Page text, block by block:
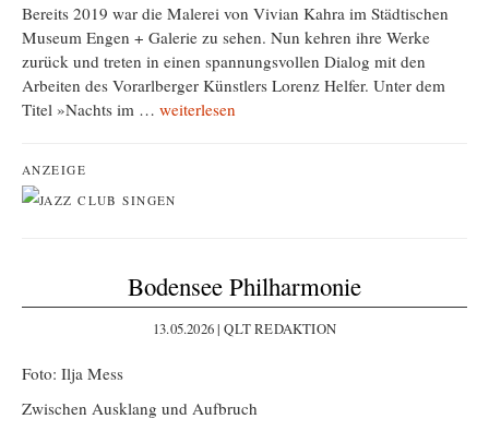
Bereits 2019 war die Malerei von Vivian Kahra im Städtischen
Museum Engen + Galerie zu sehen. Nun kehren ihre Werke
zurück und treten in einen spannungsvollen Dialog mit den
Arbeiten des Vorarlberger Künstlers Lorenz Helfer. Unter dem
Titel »Nachts im … weiterlesen
ANZEIGE
Bodensee Philharmonie
13.05.2026 | QLT REDAKTION
Foto: Ilja Mess
Zwischen Ausklang und Aufbruch